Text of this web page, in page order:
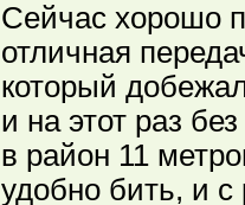
Сейчас хорошо
отличная
который
и на этот раз
в район 11
удобно бить, и с